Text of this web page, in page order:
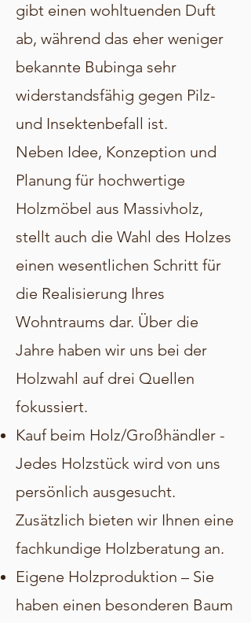
gibt einen wohltuenden Duft
ab, während das eher weniger
bekannte Bubinga sehr
widerstandsfähig gegen Pilz-
und Insektenbefall ist.
Neben Idee, Konzeption und
Planung für hochwertige
Holzmöbel aus Massivholz,
stellt auch die Wahl des Holzes
einen wesentlichen Schritt für
die Realisierung Ihres
Wohntraums dar. Über die
Jahre haben wir uns bei der
Holzwahl auf drei Quellen
fokussiert.
Kauf beim Holz/Großhändler -
Jedes Holzstück wird von uns
persönlich ausgesucht.
Zusätzlich bieten wir Ihnen eine
fachkundige Holzberatung an.
Eigene Holzproduktion – Sie
haben einen besonderen Baum